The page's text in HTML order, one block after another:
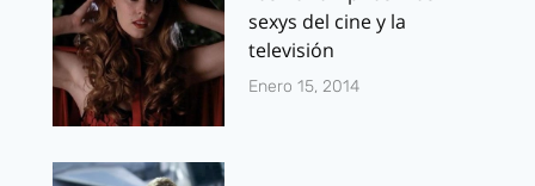
sexys del cine y la
televisión
Enero 15, 2014